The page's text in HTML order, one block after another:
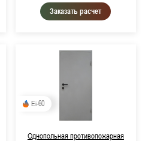
Заказать расчет
Ei-60
Однопольная противопожарная